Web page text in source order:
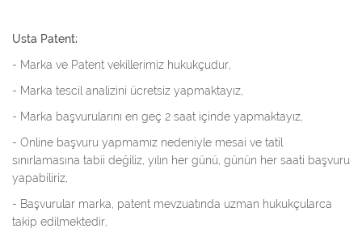
Usta Patent;
- Marka ve Patent vekillerimiz hukukçudur,
- Marka tescil analizini ücretsiz yapmaktayız,
- Marka başvurularını en geç 2 saat içinde yapmaktayız,
- Online başvuru yapmamız nedeniyle mesai ve tatil
sınırlamasına tabii değiliz, yılın her günü, günün her saati başvuru
yapabiliriz,
- Başvurular marka, patent mevzuatında uzman hukukçularca
takip edilmektedir,